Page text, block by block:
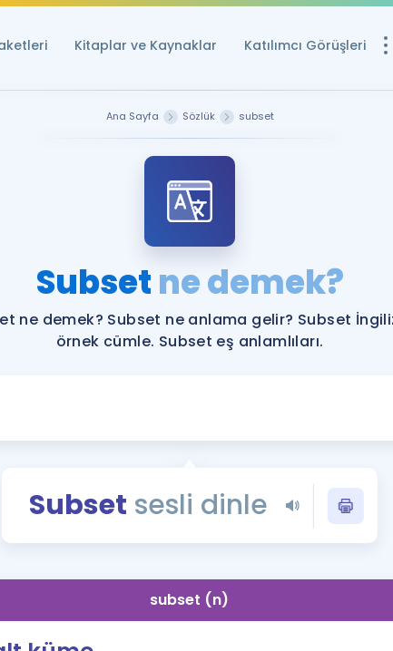
Kitaplar ve Kaynaklar Katılımcı Görüşleri
YDS ve YÖKDİL
Rehberlik Aracı
YDS ve
Tüm ÖSYM
YDS - YÖKDİL
İngilizce Gramer
Ana Sayfa Sözlük subset
Subsetne demek?
ne demek? Subset ne anlama gelir? Subset
örnek cümle. Subset eş anlamlıları.
Subset sesli dinle
subset (n)